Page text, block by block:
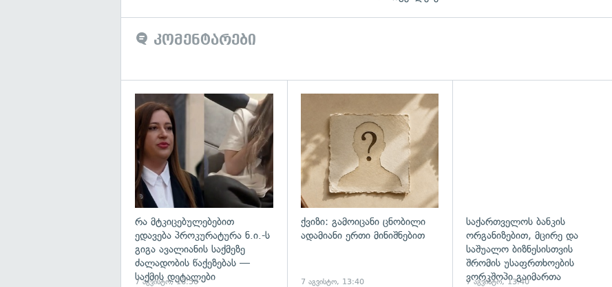
კომენტარები
რა მტკიცებულებებით
ედავება პროკურატურა ნ.ი.-ს
გიგა ავალიანის საქმეზე
ძალადობის წაქეზებას —
საქმის დეტალები
7 აგვისტო, 16:50
ქვიზი: გამოიცანი ცნობილი
ადამიანი ერთი მინიშნებით
7 აგვისტო, 13:40
საქართველოს ბანკის
ორგანიზებით, მცირე და
საშუალო ბიზნესისთვის
შრომის უსაფრთხოების
ვორკშოპი გაიმართა
7 აგვისტო, 13:40